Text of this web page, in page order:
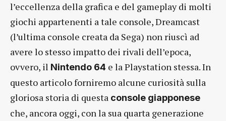
l’eccellenza della grafica e del gameplay di molti
giochi appartenenti a tale console, Dreamcast
(l’ultima console creata da Sega) non riuscì ad
avere lo stesso impatto dei rivali dell’epoca,
ovvero, il Nintendo 64 e la Playstation stessa. In
questo articolo forniremo alcune curiosità sulla
gloriosa storia di questa console giapponese
che, ancora oggi, con la sua quarta generazione